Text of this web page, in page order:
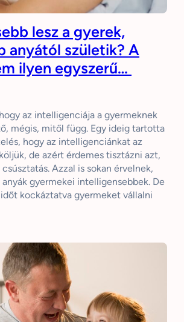
lesz a gyerek,
anyától születik? A
ilyen egyszerű…
az intelligenciája a gyermeknek
mégis, mitől függ. Egy ideig tartotta
hogy az intelligenciánkat az
de azért érdemes tisztázni azt,
Azzal is sokan érvelnek,
anyák gyermekei intelligensebbek. De
kockáztatva gyermeket vállalni